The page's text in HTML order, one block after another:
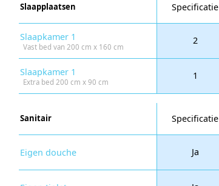
Slaapplaatsen Specificatie
Slaapkamer 1
Vast bed van 200 cm x 160 cm
2
Slaapkamer 1
Extra bed 200 cm x 90 cm
1
Sanitair Specificatie
Eigen douche Ja